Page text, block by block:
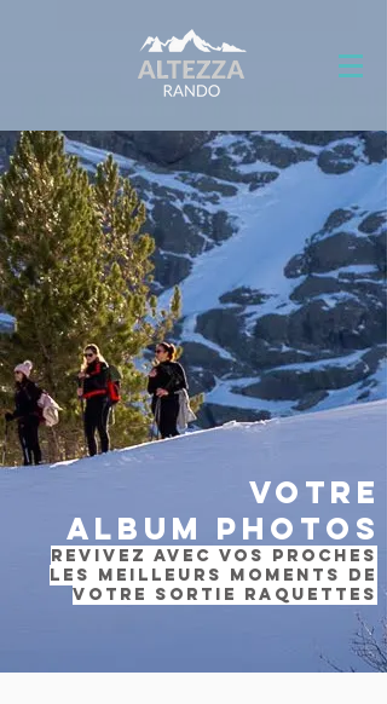
votre
Album photos
Revivez avec vos proches
les meilleurs moments de
votre sortiE raquettes